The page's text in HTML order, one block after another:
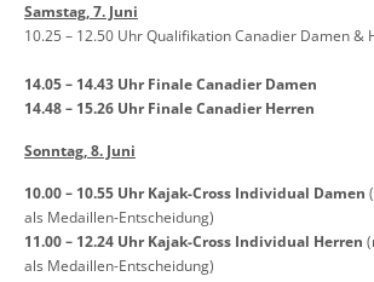
Samstag, 7. Juni
10.25 – 12.50 Uhr Qualifikation Canadier Damen &
14.05 – 14.43 Uhr Finale Canadier Damen
14.48 – 15.26 Uhr Finale Canadier Herren
Sonntag, 8. Juni
10.00 – 10.55 Uhr Kajak-Cross Individual Damen
als Medaillen-Entscheidung)
11.00 – 12.24 Uhr Kajak-Cross Individual Herren
als Medaillen-Entscheidung)